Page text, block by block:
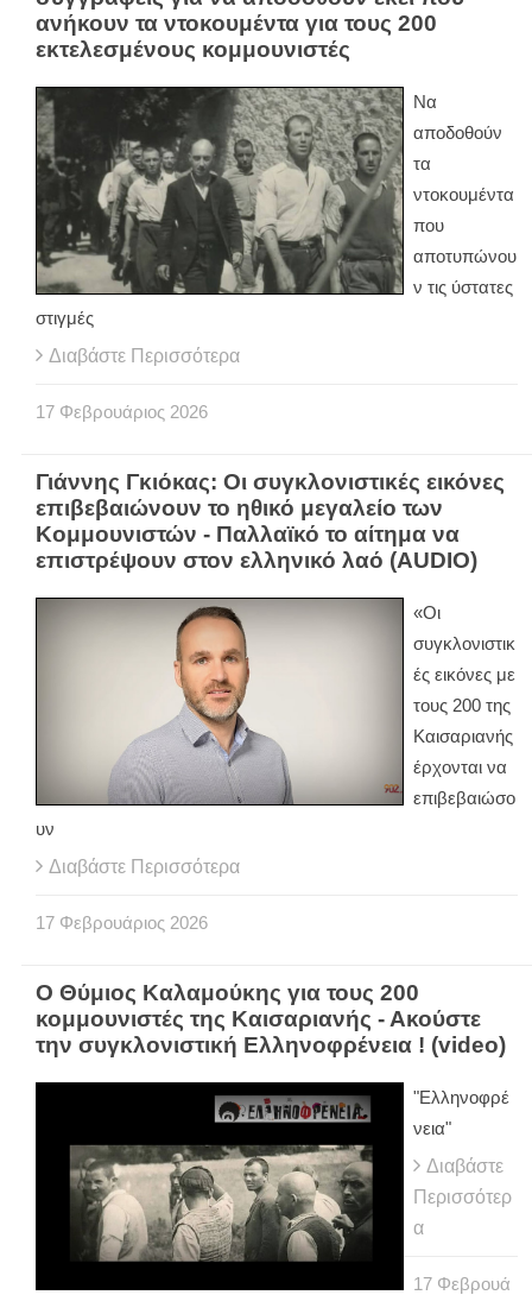
ανήκουν τα ντοκουμέντα για τους 200
εκτελεσμένους κομμουνιστές
Να
αποδοθούν
τα
ντοκουμέντα
που
αποτυπώνου
ν τις ύστατες
στιγμές
Διαβάστε Περισσότερα
17 Φεβρουάριος 2026
Γιάννης Γκιόκας: Οι συγκλονιστικές εικόνες
επιβεβαιώνουν το ηθικό μεγαλείο των
Κομμουνιστών - Παλλαϊκό το αίτημα να
επιστρέψουν στον ελληνικό λαό (AUDIO)
«Οι
συγκλονιστικ
ές εικόνες με
τους 200 της
Καισαριανής
έρχονται να
επιβεβαιώσο
υν
Διαβάστε Περισσότερα
17 Φεβρουάριος 2026
Ο Θύμιος Καλαμούκης για τους 200
κομμουνιστές της Καισαριανής - Ακούστε
την συγκλονιστική Ελληνοφρένεια ! (video)
"Ελληνοφρέ
νεια"
Διαβάστε
Περισσότερ
α
17 Φεβρουά